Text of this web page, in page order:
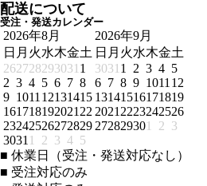
配送について
受注・発送カレンダー
2026年8月
日 月 火水木金土
262728293031 1
2 3 4 5 6 7 8
9 1011 12131415
161718192021 22
23242526272829
3031 1 2 3 4 5
2026年9月
日 月 火水木金土
3031 1 2 3 4 5
6 7 8 9 1011 12
13141516171819
2021 2223242526
272829301 2 3
■ 休業日（受注・発送対応なし）
■ 受注対応のみ